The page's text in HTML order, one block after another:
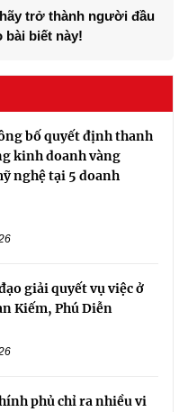
trở thành người đầu
bài biết này!
bố quyết định thanh
kinh doanh vàng
nghệ tại 5 doanh
giải quyết vụ việc ở
Kiếm, Phú Diễn
phủ chỉ ra nhiều vi